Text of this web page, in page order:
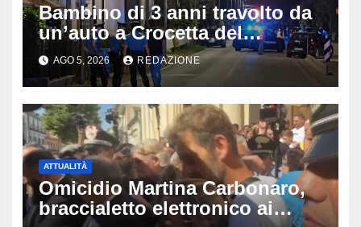
Bambino di 3 anni travolto da
un’auto a Crocetta del
Montello: è gravissimo,
trasportato in elicottero a
Padova
AGO 5, 2026 REDAZIONE
ATTUALITÀ
Omicidio Martina Carbonaro,
braccialetto elettronico ai